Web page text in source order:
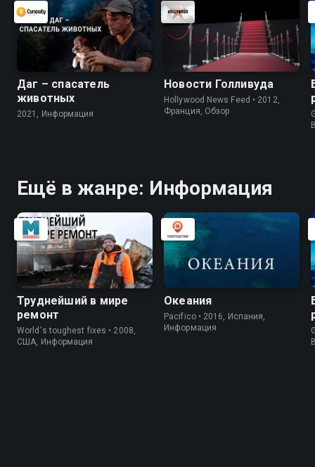
Даг – спасатель
животных
2021, Информация
Новости Голливуда
Hollywood News Feed • 2012,
Франция, Обзор
Ещё в жанре: Информация
Труднейший в мире
ремонт
World's toughest fixes • 2008,
США, Информация
Океания
Pacifico • 2016, Испания,
Информация